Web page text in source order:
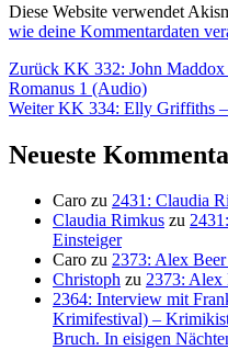
Diese Website verwendet
wie deine Kommentardaten
Beitragsnavigation
Zurück Vorheriger
Beitrag:
KK 332: John Maddox
Romanus 1 (Audio)
Weiter Nächster
KK 334: Elly Griffiths –
Neueste
Caro zu 2431: Claudia
Claudia Rimkus zu
Einsteiger
Caro zu 2373: Alex
Christoph zu 2373: Alex
2364: Interview mit
Krimifestival) –
Bruch. In eisigen